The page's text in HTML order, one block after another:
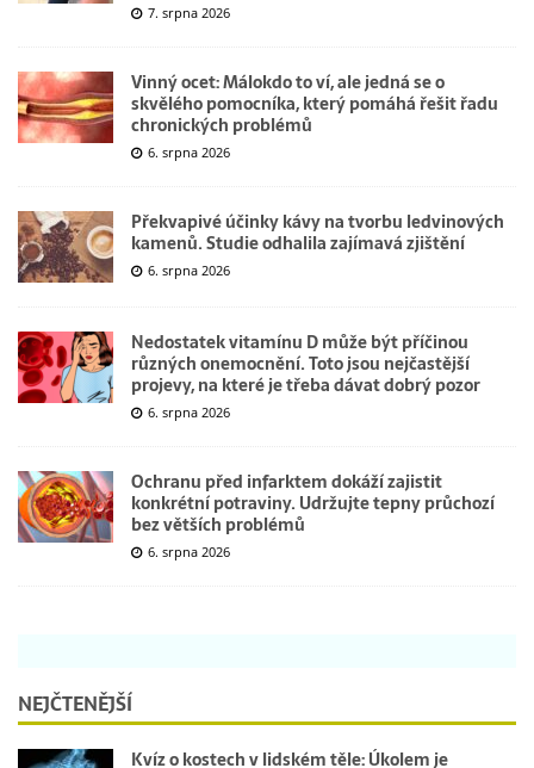
7. srpna 2026
Vinný ocet: Málokdo to ví, ale jedná se o
skvělého pomocníka, který pomáhá řešit řadu
chronických problémů
6. srpna 2026
Překvapivé účinky kávy na tvorbu ledvinových
kamenů. Studie odhalila zajímavá zjištění
6. srpna 2026
Nedostatek vitamínu D může být příčinou
různých onemocnění. Toto jsou nejčastější
projevy, na které je třeba dávat dobrý pozor
6. srpna 2026
Ochranu před infarktem dokáží zajistit
konkrétní potraviny. Udržujte tepny průchozí
bez větších problémů
6. srpna 2026
NEJČTENĚJŠÍ
Kvíz o kostech v lidském těle: Úkolem je